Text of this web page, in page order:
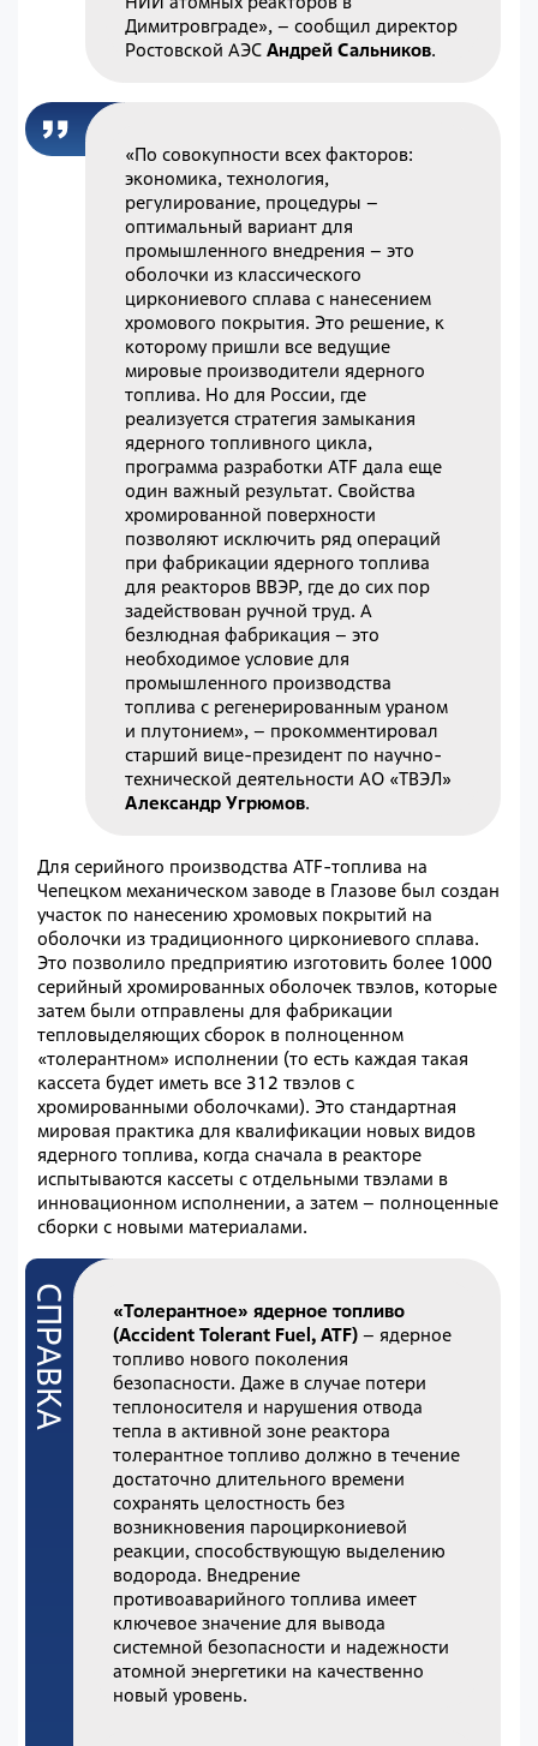
Димитровграде», – сообщил директор
Ростовской АЭСАндрей Сальников.
«По совокупности всех факторов:
экономика, технология,
регулирование, процедуры –
оптимальный вариант для
промышленного внедрения – это
оболочки из классического
циркониевого сплава с нанесением
хромового покрытия. Это решение, к
которому пришли все ведущие
мировые производители ядерного
топлива. Но для России, где
реализуется стратегия замыкания
ядерного топливного цикла,
программа разработки ATF дала еще
один важный результат. Свойства
хромированной поверхности
позволяют исключить ряд операций
при фабрикации ядерного топлива
для реакторов ВВЭР, где до сих пор
задействован ручной труд. А
безлюдная фабрикация – это
необходимое условие для
промышленного производства
топлива с регенерированным ураном
и плутонием», – прокомментировал
старший вице-президент по научно-
технической деятельности АО «ТВЭЛ»
Александр Угрюмов.
Для серийного производства ATF-топлива на
Чепецком механическом заводе в Глазове был создан
участок по нанесению хромовых покрытий на
оболочки из традиционного циркониевого сплава.
Это позволило предприятию изготовить более 1000
серийный хромированных оболочек твэлов, которые
затем были отправлены для фабрикации
тепловыделяющих сборок в полноценном
«толерантном» исполнении (то есть каждая такая
кассета будет иметь все 312 твэлов с
хромированными оболочками). Это стандартная
мировая практика для квалификации новых видов
ядерного топлива, когда сначала в реакторе
испытываются кассеты с отдельными твэлами в
инновационном исполнении, а затем – полноценные
сборки с новыми материалами.
«Толерантное» ядерное топливо
(Accident Tolerant Fuel, ATF)– ядерное
топливо нового поколения
безопасности. Даже в случае потери
теплоносителя и нарушения отвода
тепла в активной зоне реактора
толерантное топливо должно в течение
достаточно длительного времени
сохранять целостность без
возникновения пароциркониевой
реакции, способствующую выделению
водорода. Внедрение
противоаварийного топлива имеет
ключевое значение для вывода
системной безопасности и надежности
атомной энергетики на качественно
новый уровень.